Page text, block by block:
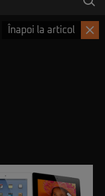
Înapoi la articol